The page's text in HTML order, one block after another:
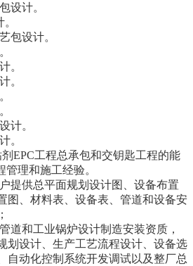
设计。
包设计。
。
。
计。
。
EPC工程总承包和交钥匙工程的能
管理和施工经验。
提供总平面规划设计图、设备布置
图、材料表、设备表、管道和设备安
道和工业锅炉设计制造安装资质，
划设计、生产工艺流程设计、设备选
自动化控制系统开发调试以及整厂总